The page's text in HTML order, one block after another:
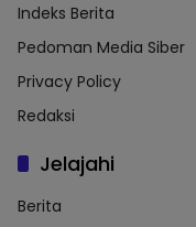
Indeks Berita
Pedoman Media Siber
Privacy Policy
Redaksi
Jelajahi
Berita